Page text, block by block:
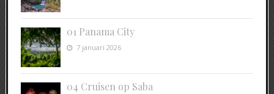
01 Panama City
7 januari 2026
04 Cruisen op Saba